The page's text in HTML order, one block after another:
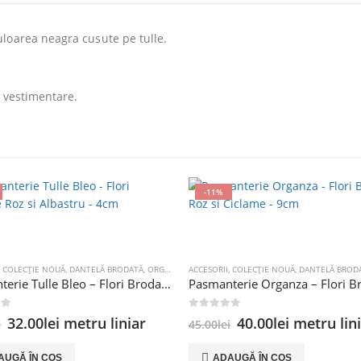
neagra cusute pe tulle.
COLECȚIE NOUĂ, DANTELĂ BRODATĂ, ORGANZA
Pasmanterie Tulle Bleo – Flori Brodate Roz si Albastru – 4cm
Prețul
a
32.00lei Prețul
este:
metru liniar
ÎN COȘ
-11%
ACCESORII, COLECȚIE NOUĂ, DANTELĂ
45.00lei Prețul
a
40.00lei Prețul
este:
metru
ADAUGĂ ÎN COȘ